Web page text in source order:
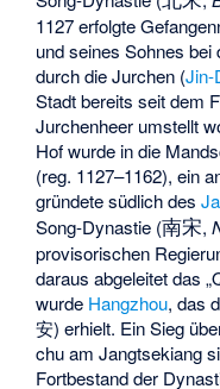
1127 erfolgte
und seines Sohnes
durch die Jurchen (Jin-
Stadt bereits seit dem
Jurchenheer umstellt
Hof wurde in die
(reg. 1127–1162), ein
gründete südlich des
Song-Dynastie (南宋,
provisorischen
daraus abgeleitet das
wurde Hangzhou, das
安) erhielt. Ein Sieg
chu am Jangtsekiang
Fortbestand der